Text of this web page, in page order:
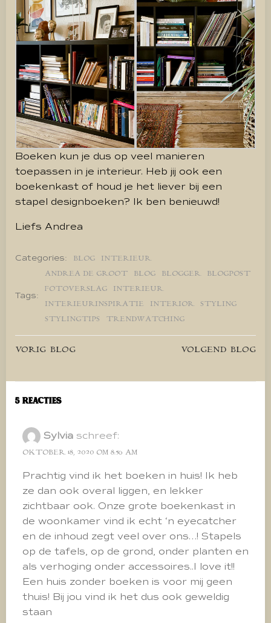
Boeken kun je dus op veel manieren
toepassen in je interieur. Heb jij ook een
boekenkast of houd je het liever bij een
stapel designboeken? Ik ben benieuwd!
Liefs Andrea
Categories: BLOG INTERIEUR
Tags:
ANDREA DE GROOT BLOG BLOGGER
BLOGPOST
FOTOVERSLAG
INTERIEUR
INTERIEURINSPIRATIE
INTERIOR
STYLING
STYLINGTIPS
TRENDWATCHING
Bericht
navigatie
VORIG BLOG
Bericht
navigatie
VOLGEND BLOG
5 Reacties
Sylvia schreef:
OKTOBER 18, 2020 OM 8:56 AM
Prachtig vind ik het boeken in huis! Ik heb
ze dan ook overal liggen, en lekker
zichtbaar ook. Onze grote boekenkast in
de woonkamer vind ik echt ‘n eyecatcher
en de inhoud zegt veel over ons…! Stapels
op de tafels, op de grond, onder planten en
als verhoging onder accessoires..I love it!!
Een huis zonder boeken is voor mij geen
thuis! Bij jou vind ik het dus ook geweldig
staan